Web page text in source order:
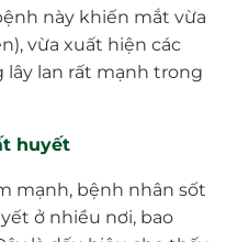
này khiến mắt vừa
vừa xuất hiện các
lây lan rất mạnh trong
huyết
mạnh, bệnh nhân sốt
ở nhiều nơi, bao